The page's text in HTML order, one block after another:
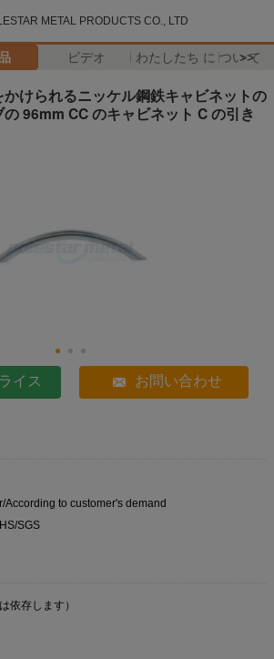
METAL PRODUCTS CO., LTD
ビデオ わたしたち に つい て
>>
けられるニッケル鋼鉄キャビネットの
96mm CC のキャビネット C の引き
イス お問い合わせ
According to customer's demand
SGS
依存します）